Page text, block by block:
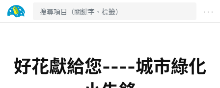
· · ·
好花獻給您----城市綠化